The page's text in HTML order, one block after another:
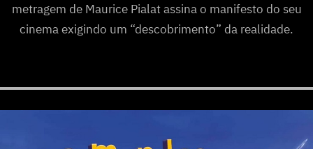
metragem de Maurice Pialat assina o manifesto do seu
cinema exigindo um “descobrimento” da realidade.